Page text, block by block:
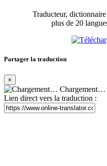
Traducteur,
plus de 20
Partager la traduction
×
Chargement…
Lien direct vers la traduction :